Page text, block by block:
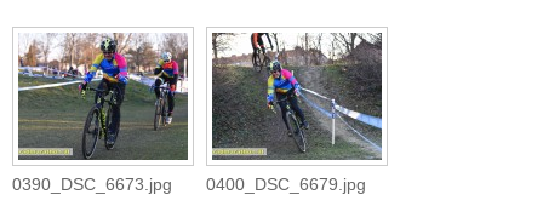
0390_DSC_6673.jpg 0400_DSC_6679.jpg